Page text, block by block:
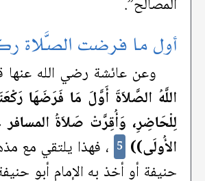
المصالح”.
أول ما فرضت الصَّلاة
وعن عائشة رضي الله عنها
اللَّهُ الصَّلاَةَ أَوَّلَ مَا فَرَضَهَا
لِلْحَاضِرِ، وَأُقِرَّتْ صَلاَةُ
الأُولَى)) 5 ، فهذا يلتقي مع
حنيفة أو أخذ به الإمام أبو